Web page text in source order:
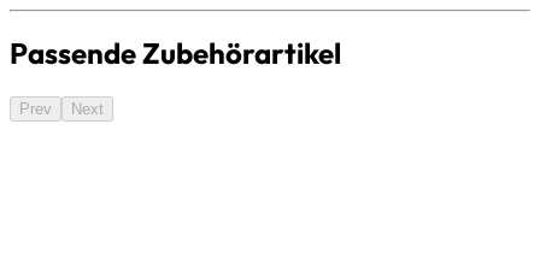
Passende Zubehörartikel
Prev Next